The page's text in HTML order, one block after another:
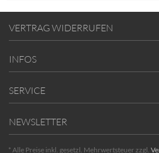
VERTRAG WIDERRUFEN
INFOS
SERVICE
NEWSLETTER
* Alle Preise inkl. gesetzl. Mehrwertsteuer zzgl.